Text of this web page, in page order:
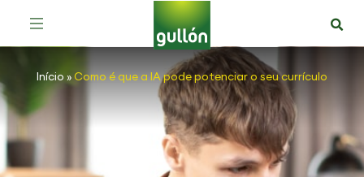
Início »Como é que a IA pode potenciar o seu currículo